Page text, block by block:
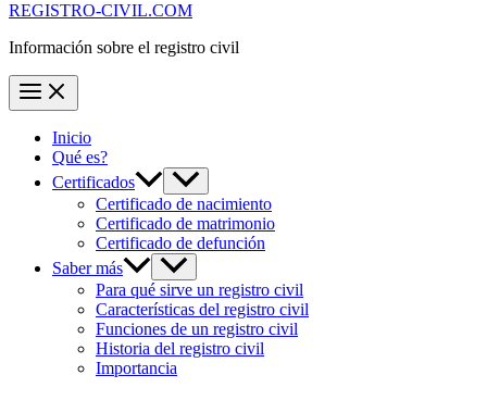
REGISTRO-CIVIL.COM
Información sobre el registro civil
Inicio
Qué es?
Certificados
Certificado de nacimiento
Certificado de matrimonio
Certificado de defunción
Saber más
Para qué sirve un registro civil
Características del registro civil
Funciones de un registro civil
Historia del registro civil
Importancia